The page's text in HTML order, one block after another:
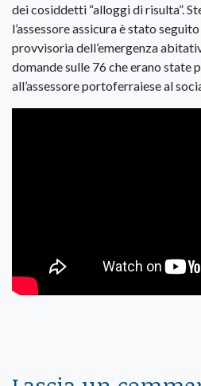
dei cosiddetti “alloggi di risulta”.
l’assessore assicura è stato
provvisoria dell’emergenza
domande sulle 76 che erano state
all’assessore portoferraiese al